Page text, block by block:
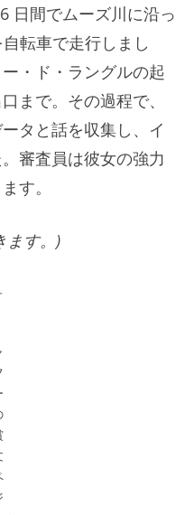
日間でムーズ川に沿っ
転車で走行しまし
・ド・ラングルの起
まで。その過程で、
タと話を収集し、イ
審査員は彼女の強力
す。
ます。)